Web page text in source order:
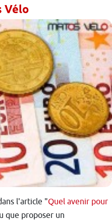
Vélo
l'article "Quel avenir pour
que proposer un